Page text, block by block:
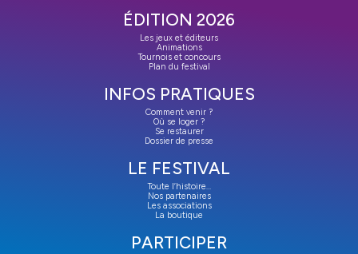
ÉDITION 2026
Les jeux et éditeurs
Animations
Tournois et concours
Plan du festival
INFOS PRATIQUES
Comment venir ?
Où se loger ?
Se restaurer
Dossier de presse
LE FESTIVAL
Toute l’histoire…
Nos partenaires
Les associations
La boutique
PARTICIPER